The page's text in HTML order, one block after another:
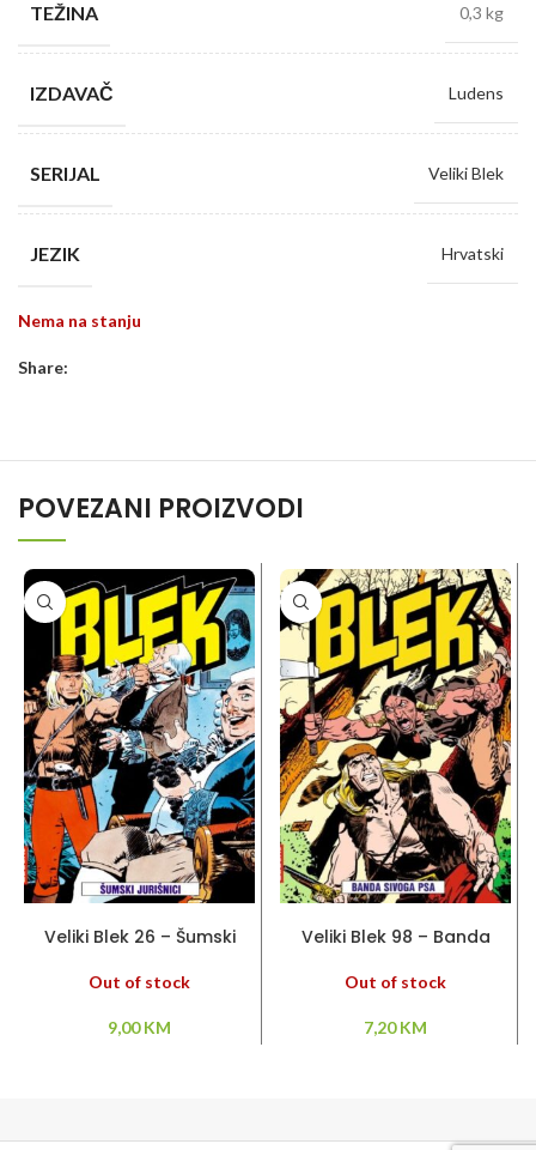
TEŽINA 0,3 kg
IZDAVAČ Ludens
SERIJAL Veliki Blek
JEZIK Hrvatski
Nema na stanju
Share:
POVEZANI PROIZVODI
Veliki Blek 26 – Šumski
Out of stock
9,00KM
Veliki Blek 98 – Banda
Out of stock
7,20KM